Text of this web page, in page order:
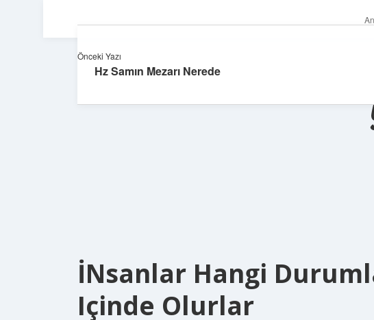
İNsanlar Hangi
Içinde Olurlar
Önceki Yazı
Hz Samın Mezarı Nerede